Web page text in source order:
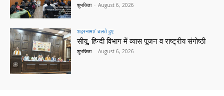
शुभजिता - August 6, 2026
शहरनामा/ चलते हुए
सीयू, हिन्दी विभाग में व्यास पूजन व राष्ट्रीय संगोष्ठी
शुभजिता - August 6, 2026